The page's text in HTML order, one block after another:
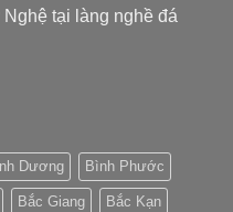
tại làng nghề đá
Dương Bình Phước
Bắc Giang Bắc Kạn